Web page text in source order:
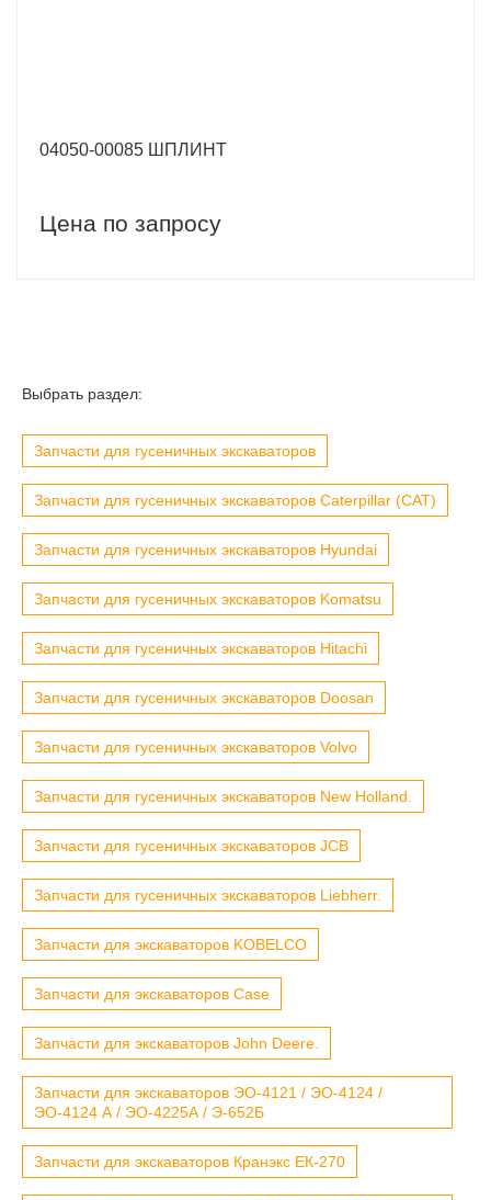
04050-00085 ШПЛИНТ
Цена по запросу
Выбрать раздел:
Запчасти для гусеничных экскаваторов
Запчасти для гусеничных экскаваторов Caterpillar (CAT)
Запчасти для гусеничных экскаваторов Hyundai
Запчасти для гусеничных экскаваторов Komatsu
Запчасти для гусеничных экскаваторов Hitachi
Запчасти для гусеничных экскаваторов Doosan
Запчасти для гусеничных экскаваторов Volvo
Запчасти для гусеничных экскаваторов New Holland.
Запчасти для гусеничных экскаваторов JCB
Запчасти для гусеничных экскаваторов Liebherr.
Запчасти для экскаваторов KOBELCO
Запчасти для экскаваторов Case
Запчасти для экскаваторов John Deere.
Запчасти для экскаваторов ЭО-4121 / ЭО-4124 /
ЭО-4124 А / ЭО-4225А / Э-652Б
Запчасти для экскаваторов Кранэкс ЕК-270